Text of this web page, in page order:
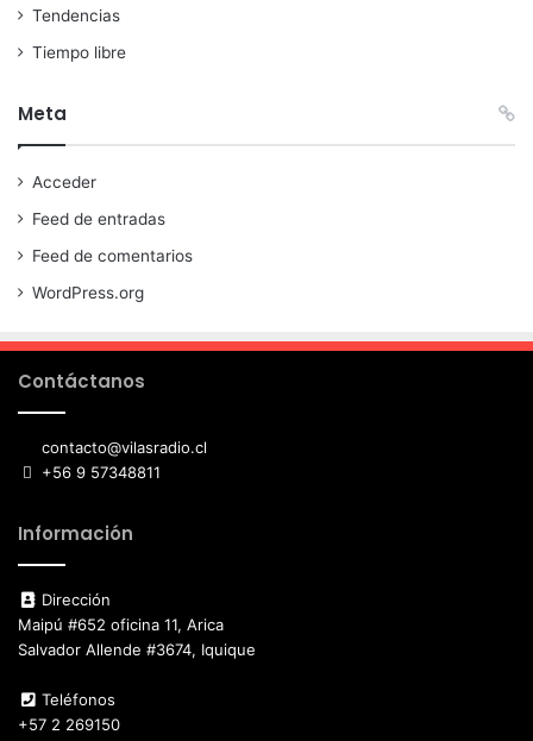
Tendencias
Tiempo libre
Meta
Acceder
Feed de entradas
Feed de comentarios
WordPress.org
Contáctanos
contacto@vilasradio.cl
+56 9 57348811
Información
Dirección
Maipú #652 oficina 11, Arica
Salvador Allende #3674, Iquique
Teléfonos
+57 2 269150